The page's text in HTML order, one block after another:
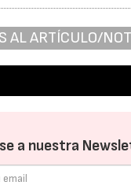
AL ARTÍCULO/
a nuestra